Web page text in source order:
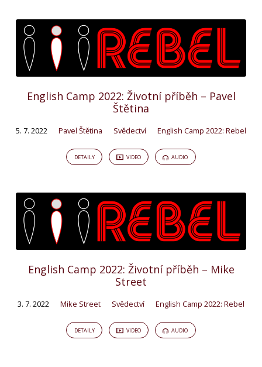
English Camp 2022: Životní příběh – Pavel
Štětina
5. 7. 2022 Pavel Štětina Svědectví English Camp 2022: Rebel
DETAILY VIDEO AUDIO
English Camp 2022: Životní příběh – Mike
Street
3. 7. 2022 Mike Street Svědectví English Camp 2022: Rebel
DETAILY VIDEO AUDIO